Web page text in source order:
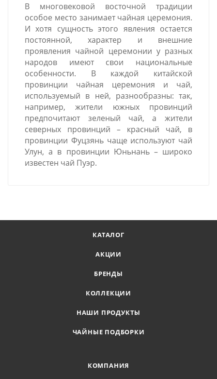
В многовековой восточной традиции
особое место занимает чайная церемония.
И хотя сущность этого явления остается
постоянной, характер и внешние
проявления чайной церемонии у разных
народов имеют свои национальные
особенности. В каждой китайской
провинции чайная церемония и чай,
используемый в ней, разнообразны: так,
например, жители южных провинций
предпочитают зеленый чай, а жители
северных провинций – красный чай, в
провинции Фуцзянь чаще используют чай
Улун, а в провинции Юньнань – широко
известен чай Пуэр.
КАТАЛОГ
АКЦИИ
БРЕНДЫ
КОЛЛЕКЦИИ
НАШИ ПРОДУКТЫ
ЧАЙНЫЕ ПОДБОРКИ
КОМПАНИЯ